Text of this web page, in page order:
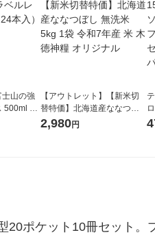
士山の強
1
【アウトレット】【新米切
替特価】北海道産ななつぼ
し 無洗米 5kg 1袋 令和7年産
米 木徳神糧 オリジナル
2,980円
20ポケット10冊セット。